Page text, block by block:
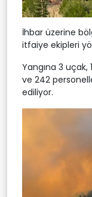
İhbar üzerine
itfaiye ekipleri
Yangına 3 uçak,
ve 242
ediliyor.